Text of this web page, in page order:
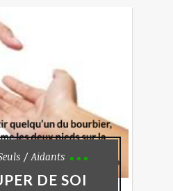
Aidants
DE SOI